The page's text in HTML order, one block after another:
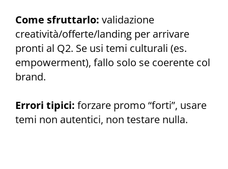
Come sfruttarlo: validazione
creatività/offerte/landing per arrivare
pronti al Q2. Se usi temi culturali (es.
empowerment), fallo solo se coerente col
brand.
Errori tipici: forzare promo “forti”, usare
temi non autentici, non testare nulla.